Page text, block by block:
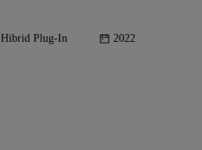
Hibrid Plug-In 2022